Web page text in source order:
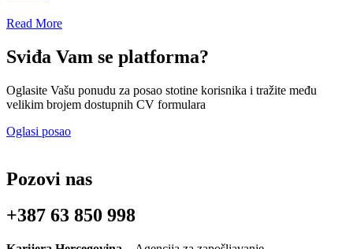
Read More
Sviđa Vam se platforma?
Oglasite Vašu ponudu za posao stotine korisnika i tražite među
velikim brojem dostupnih CV formulara
Oglasi posao
Pozovi nas
+387 63 850 998